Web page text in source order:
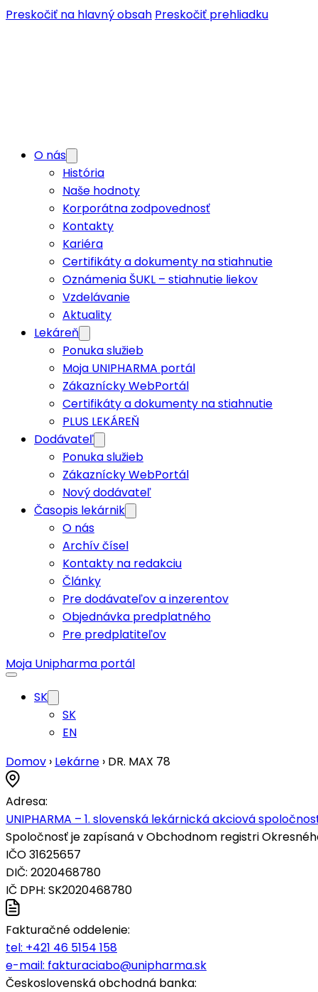
Preskočiť na hlavný obsah Preskočiť prehliadku
O nás
História
Naše hodnoty
Korporátna zodpovednosť
Kontakty
Kariéra
Certifikáty a dokumenty na stiahnutie
Oznámenia ŠUKL – stiahnutie liekov
Vzdelávanie
Aktuality
Lekáreň
Ponuka služieb
Moja UNIPHARMA portál
Zákaznícky WebPortál
Certifikáty a dokumenty na stiahnutie
PLUS LEKÁREŇ
Dodávateľ
Ponuka služieb
Zákaznícky WebPortál
Nový dodávateľ
Časopis lekárnik
O nás
Archív čísel
Kontakty na redakciu
Články
Pre dodávateľov a inzerentov
Objednávka predplatného
Pre predplatiteľov
Moja Unipharma portál
SK
SK
EN
Domov › Lekárne › DR. MAX 78
Adresa:
UNIPHARMA – 1. slovenská lekárnická akciová
Spoločnosť je zapísaná v Obchodnom registri
IČO 31625657
DIČ: 2020468780
IČ DPH: SK2020468780
Fakturačné oddelenie:
tel: +421 46 5154 158
e-mail: fakturaciabo@unipharma.sk
Československá obchodná banka: